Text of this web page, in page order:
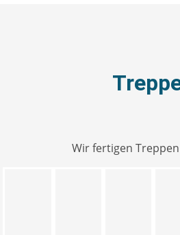
Wir fertigen